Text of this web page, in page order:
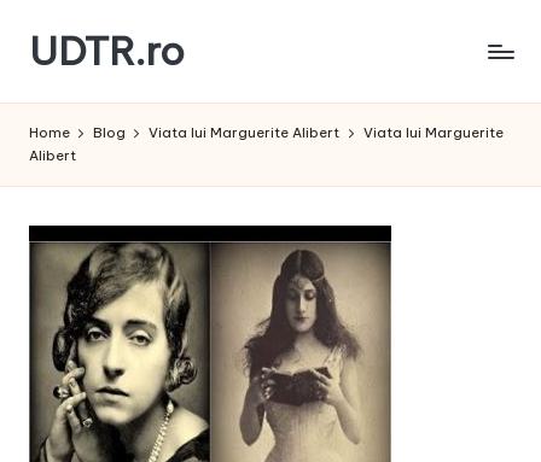
Skip
content
UDTR.ro
te
Home Blog Viata lui Marguerite Alibert
Viata lui Marguerite
Alibert